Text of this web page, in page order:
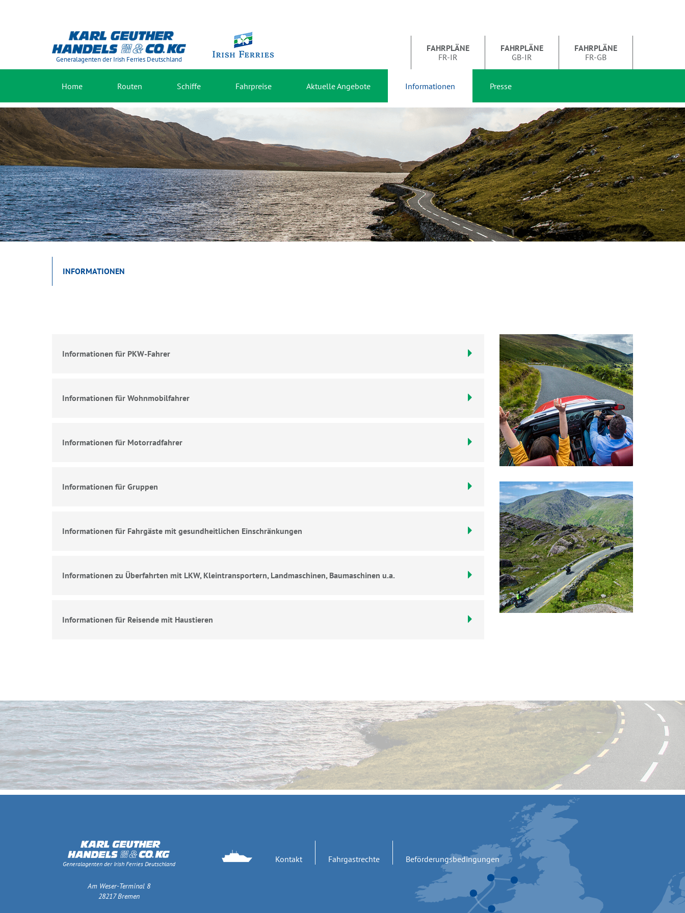
Generalagenten der Irish Ferries Deutschland
FAHRPLÄNE
FR-IR
FAHRPLÄNE
GB-IR
FAHRPLÄNE
FR-GB
Home Routen Schiffe Fahrpreise Aktuelle Angebote Informationen Presse
INFORMATIONEN
Informationen für PKW-Fahrer
Informationen für Wohnmobilfahrer
Informationen für Motorradfahrer
Informationen für Gruppen
Informationen für Fahrgäste mit gesundheitlichen Einschränkungen
Informationen zu Überfahrten mit LKW, Kleintransportern, Landmaschinen, Baumaschinen u.a.
Informationen für Reisende mit Haustieren
Generalagenten der Irish Ferries Deutschland
Am Weser-Terminal 8
28217 Bremen
Kontakt Fahrgastrechte Beförderungsbedingungen